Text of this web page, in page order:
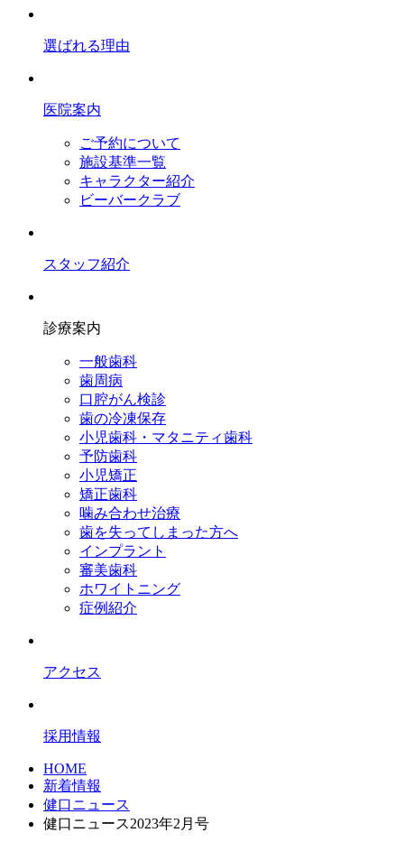
選ばれる理由
医院案内
ご予約について
施設基準一覧
キャラクター紹介
ビーバークラブ
スタッフ紹介
診療案内
一般歯科
歯周病
口腔がん検診
歯の冷凍保存
小児歯科・マタニティ歯科
予防歯科
小児矯正
矯正歯科
噛み合わせ治療
歯を失ってしまった方へ
インプラント
審美歯科
ホワイトニング
症例紹介
アクセス
採用情報
HOME
新着情報
健口ニュース
健口ニュース2023年2月号